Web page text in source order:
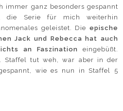
immer ganz besonders gespannt
die Serie für mich weiterhin
geleistet. Die epische
Jack und Rebecca hat auch
an Faszination eingebüßt.
Staffel tut weh, war aber in der
wie es nun in Staffel 5